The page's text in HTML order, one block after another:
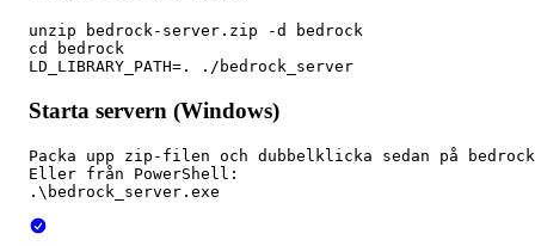
unzip bedrock-server.zip -d bedrock
cd bedrock
LD_LIBRARY_PATH=. ./bedrock_server
Starta servern (Windows)
Packa upp zip-filen och dubbelklicka sedan på
Eller från PowerShell:
.\bedrock_server.exe